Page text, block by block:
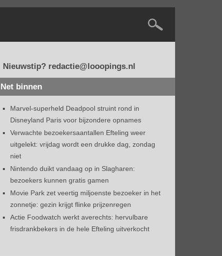
Nieuwstip? redactie@looopings.nl
Net binnen
Marvel-superheld Deadpool struint rond in
Disneyland Paris voor bijzondere opnames
Verwachte bezoekersaantallen Efteling weer
uitgelekt: vrijdag wordt een drukke dag, zondag
niet
Nintendo duikt vandaag op in Slagharen:
bezoekers kunnen gratis gamen
Movie Park zet veertig miljoenste bezoeker in het
zonnetje: gezin krijgt flinke prijzenregen
Actie Foodwatch werkt averechts: hervulbare
frisdrankbekers in de hele Efteling uitverkocht